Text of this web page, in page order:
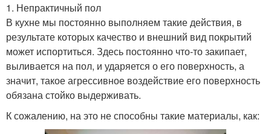
1. Непрактичный пол
В кухне мы постоянно выполняем такие действия, в
результате которых качество и внешний вид покрытий
может испортиться. Здесь постоянно что-то закипает,
выливается на пол, и ударяется о его поверхность, а
значит, такое агрессивное воздействие его поверхность
обязана стойко выдерживать.
К сожалению, на это не способны такие материалы, как: